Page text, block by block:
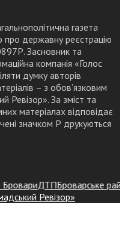
газета
про державну реєстрацію
Засновник та
компанія «Голос
думку авторів
– з обов’язковим
Ревізор». За зміст та
матеріалах відповідає
значком Р друкуються
ДТПБроварське районне
Ревізор»